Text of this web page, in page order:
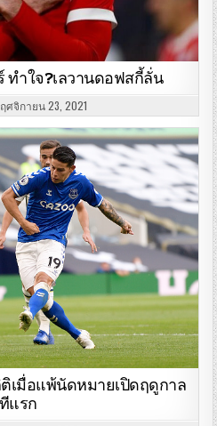
ทำใจ?เลวานดอฟสกี้ลั่น
ศจิกายน 23, 2021
เมื่อแพ้นัดหมายเปิดฤดูกาล
ทีแรก